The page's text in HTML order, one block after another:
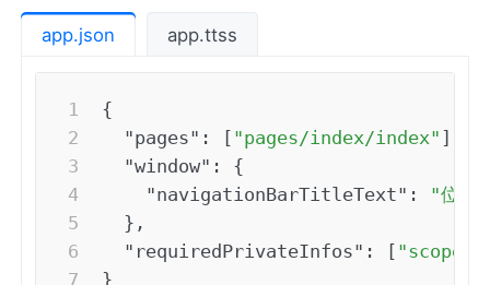
app.json app.ttss
{
"pages" : [ "pages/index/index" ]
"window" :
{
"navigationBarTitleText" :
"位置
} ,
"requiredPrivateInfos" : [
}